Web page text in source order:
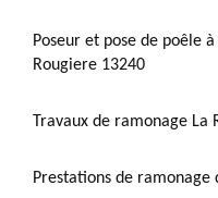
Poseur et pose de poêle
Rougiere 13240
Travaux de ramonage La
Prestations de ramonage